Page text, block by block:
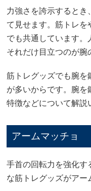
力強さを誇示するとき
て見せます。筋トレを
でも共通しています。
それだけ目立つのが腕
筋トレグッズでも腕を
が多いからです。腕を
特徴などについて解説
アームマッチョ
手首の回転力を強化す
な筋トレグッズがアー